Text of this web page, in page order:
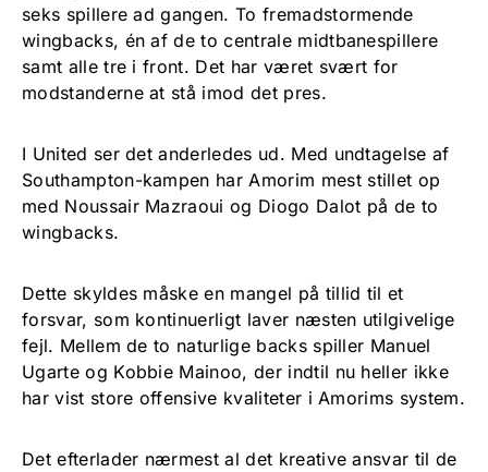
seks spillere ad gangen. To fremadstormende
wingbacks, én af de to centrale midtbanespillere
samt alle tre i front. Det har været svært for
modstanderne at stå imod det pres.
I United ser det anderledes ud. Med undtagelse af
Southampton-kampen har Amorim mest stillet op
med Noussair Mazraoui og Diogo Dalot på de to
wingbacks.
Dette skyldes måske en mangel på tillid til et
forsvar, som kontinuerligt laver næsten utilgivelige
fejl. Mellem de to naturlige backs spiller Manuel
Ugarte og Kobbie Mainoo, der indtil nu heller ikke
har vist store offensive kvaliteter i Amorims system.
Det efterlader nærmest al det kreative ansvar til de